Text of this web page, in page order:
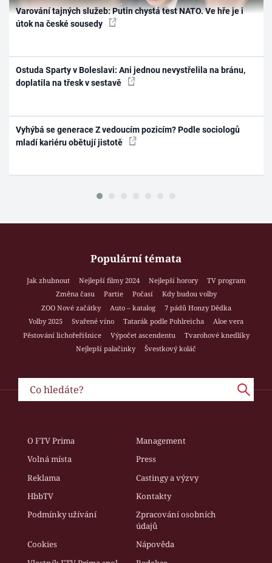
Varování tajných služeb: Putin chystá test NATO. Ve hře je i
útok na české sousedy
Ostuda Sparty v Boleslavi: Ani jednou nevystřelila na bránu,
doplatila na třesk v sestavě
Vyhýbá se generace Z vedoucím pozicím? Podle sociologů
mladí kariéru obětují jistotě
Populární témata
Jak zhubnout Nejlepší filmy 2024 Nejlepší horory
TV program
Změna času
Partie Počasí
Kdy budou volby
ZOO Nové začátky
Auto – katalog
7 pádů Honzy Dědka
Volby 2025
Svařené víno Tatarák podle Pohlreicha
Aloe vera
Pěstování lichořeřišnice
Výpočet ascendentu
Tvarohové knedlíky
Nejlepší palačinky
Švestkový koláč
O FTV Prima
Management
Volná místa
Press
Reklama
Castingy a výzvy
HbbTV
Kontakty
Podmínky užívání
Zpracování osobních
údajů
Cookies
Nápověda